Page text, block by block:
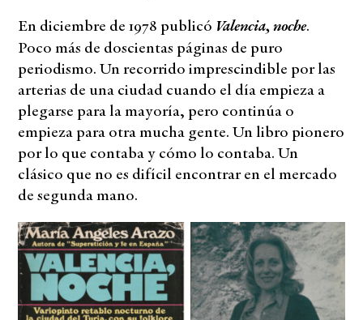
En diciembre de 1978 publicó Valencia, noche.
Poco más de doscientas páginas de puro
periodismo. Un recorrido imprescindible por las
arterias de una ciudad cuando el día empieza a
plegarse para la mayoría, pero continúa o
empieza para otra mucha gente. Un libro pionero
por lo que contaba y cómo lo contaba. Un
clásico que no es difícil encontrar en el mercado
de segunda mano.